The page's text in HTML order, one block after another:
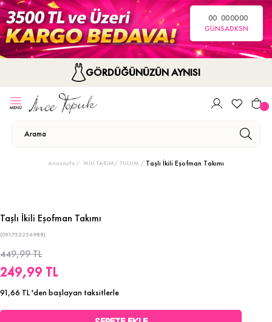
00
GÜN
00
SA
00
DK
00
SN
GÖRDÜĞÜNÜZÜN AYNISI
Anasayfa İKİLİ TAKIM/ TULUM Taşlı İkili Eşofman Takımı
Taşlı İkili Eşofman Takımı
(0Y1752256988)
449,99 TL
249,99 TL
91,66 TL'den başlayan taksitlerle